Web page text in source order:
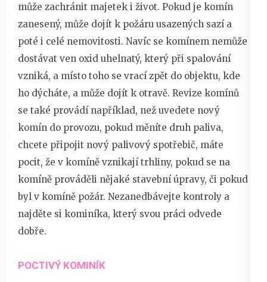
může zachránit majetek i život. Pokud je komín
zanesený, může dojít k požáru usazených sazí a
poté i celé nemovitosti. Navíc se komínem nemůže
dostávat ven oxid uhelnatý, který při spalování
vzniká, a místo toho se vrací zpět do objektu, kde
ho dýcháte, a může dojít k otravě. Revize komínů
se také provádí například, než uvedete nový
komín do provozu, pokud měníte druh paliva,
chcete připojit nový palivový spotřebič, máte
pocit, že v komíně vznikají trhliny, pokud se na
komíně prováděli nějaké stavební úpravy, či pokud
byl v komíně požár. Nezanedbávejte kontroly a
najděte si kominíka, který svou práci odvede
dobře.
POCTIVÝ KOMINÍK